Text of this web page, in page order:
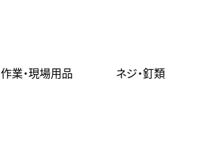
作業・現場用品 ネジ・釘類